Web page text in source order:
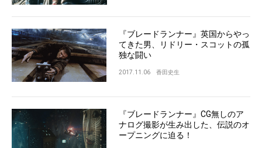
『ブレードランナー』英国からやっ
てきた男、リドリー・スコットの孤
独な闘い
2017.11.06 香田史生
『ブレードランナー』CG無しのア
ナログ撮影が生み出した、伝説のオ
ープニングに迫る！